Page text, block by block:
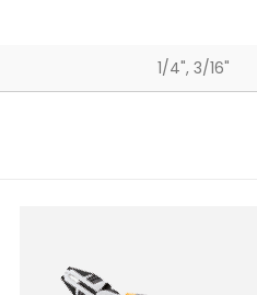
1/4", 3/16"